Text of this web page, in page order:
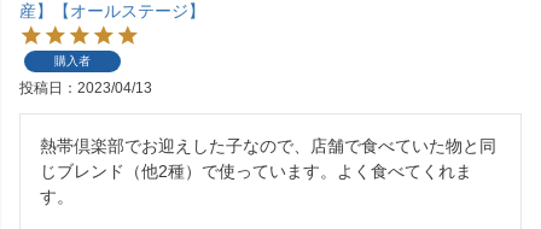
産】【オールステージ】
購入者
投稿日 2023/04/13
熱帯倶楽部でお迎えした子なので、店舗で食べていた物と同
じブレンド（他2種）で使っています。よく食べてくれま
す。